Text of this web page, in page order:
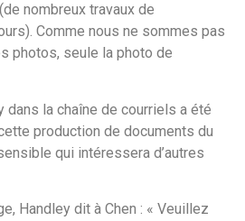
nombreux travaux de
Comme nous ne sommes pas
photos, seule la photo de
dans la chaîne de courriels a été
production de documents du
qui intéressera d’autres
Handley dit à Chen : « Veuillez